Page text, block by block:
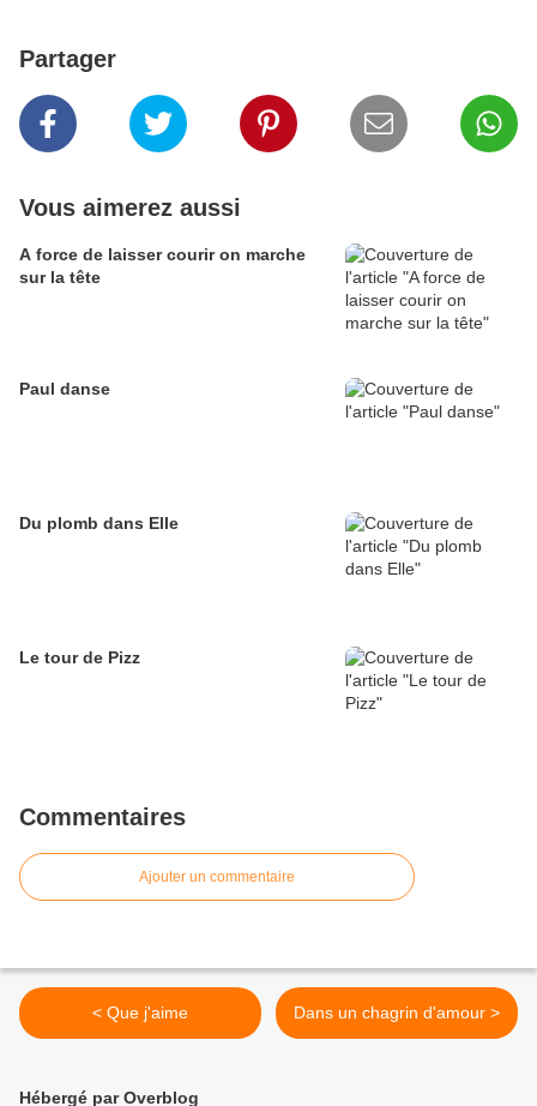
Partager
Vous aimerez aussi
A force de laisser courir on marche
sur la tête
Paul danse
Du plomb dans Elle
Le tour de Pizz
Commentaires
Ajouter un commentaire
< Que j'aime Dans un chagrin d'amour >
Hébergé par Overblog